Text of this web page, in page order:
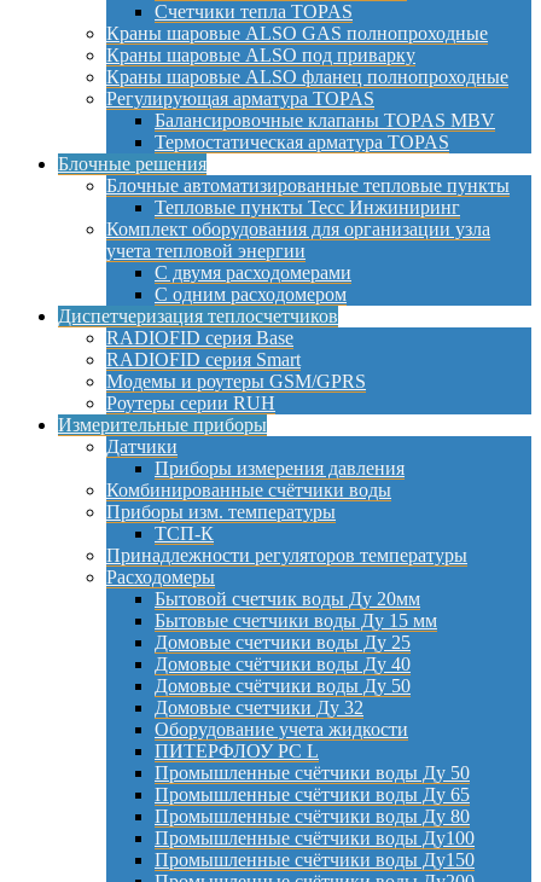
Счетчики тепла TOPAS
Краны шаровые ALSO GAS полнопроходные
Краны шаровые ALSO под приварку
Краны шаровые ALSO фланец полнопроходные
Регулирующая арматура TOPAS
Балансировочные клапаны TOPAS MBV
Термостатическая арматура TOPAS
Блочные решения
Блочные автоматизированные тепловые пункты
Тепловые пункты Тесс Инжиниринг
Комплект оборудования для организации узла
учета тепловой энергии
С двумя расходомерами
С одним расходомером
Диспетчеризация теплосчетчиков
RADIOFID серия Base
RADIOFID серия Smart
Модемы и роутеры GSM/GPRS
Роутеры серии RUH
Измерительные приборы
Датчики
Приборы измерения давления
Комбинированные счётчики воды
Приборы изм. температуры
ТСП-К
Принадлежности регуляторов температуры
Расходомеры
Бытовой счетчик воды Ду 20мм
Бытовые счетчики воды Ду 15 мм
Домовые счетчики воды Ду 25
Домовые счётчики воды Ду 40
Домовые счётчики воды Ду 50
Домовые счетчики Ду 32
Оборудование учета жидкости
ПИТЕРФЛОУ РС L
Промышленные счётчики воды Ду 50
Промышленные счётчики воды Ду 65
Промышленные счётчики воды Ду 80
Промышленные счётчики воды Ду100
Промышленные счётчики воды Ду150